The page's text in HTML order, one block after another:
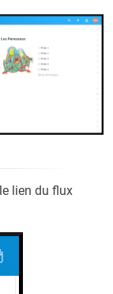
lien du flux